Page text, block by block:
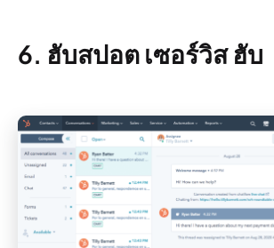
6. ฮับสปอต เซอร์วิส ฮับ